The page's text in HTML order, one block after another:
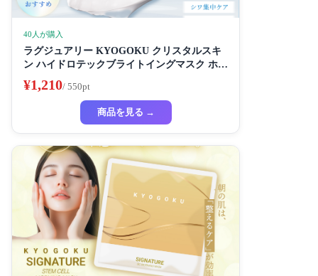
40人が購入
ラグジュアリー KYOGOKU クリスタルスキ
ン ハイドロテックブライトイングマスク ホワ
イトニングマスク 超濃厚保湿 ホワイトニング
フェイスパック ビューティーサロン監修者 シ
ートマスク ハイドラ 美容液
¥1,210/ 550pt
商品を見る →